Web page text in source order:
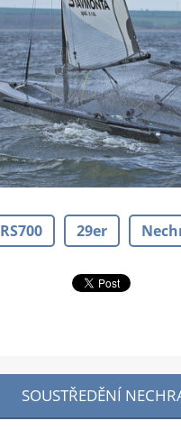
RS700 29er
SOUSTŘEDĚNÍ